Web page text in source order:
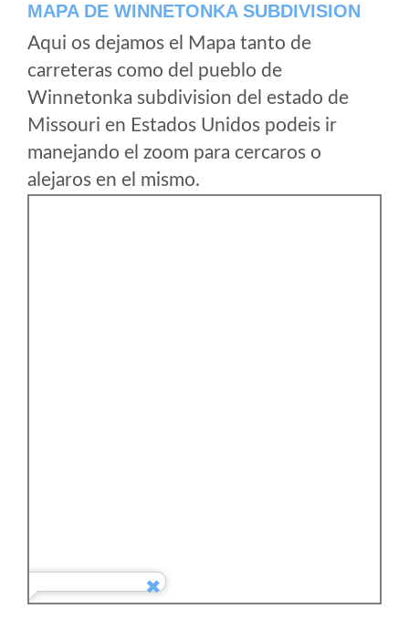
MAPA DE WINNETONKA SUBDIVISION
Aqui os dejamos el Mapa tanto de
carreteras como del pueblo de
Winnetonka subdivision del estado de
Missouri en Estados Unidos podeis ir
manejando el zoom para cercaros o
alejaros en el mismo.